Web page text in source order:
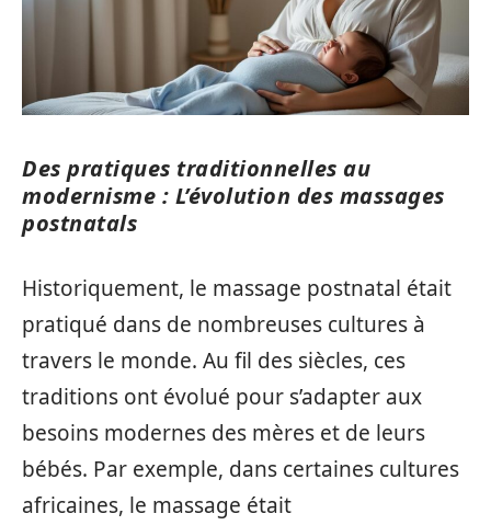
Des pratiques traditionnelles au
modernisme : L’évolution des massages
postnatals
Historiquement, le massage postnatal était
pratiqué dans de nombreuses cultures à
travers le monde. Au fil des siècles, ces
traditions ont évolué pour s’adapter aux
besoins modernes des mères et de leurs
bébés. Par exemple, dans certaines cultures
africaines, le massage était